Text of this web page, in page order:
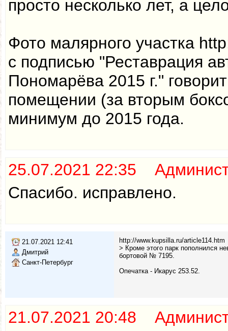
просто несколько лет, а
Фото малярного участка
с подписью "Реставрация
Пономарёва 2015 г."
помещении (за вторым
минимум до 2015 года.
25.07.2021 22:35
Спасибо. исправлено.
21.07.2021 12:41
Дмитрий
Санкт-Петербург
http://www.kupsilla.ru/article114.htm
> Кроме этого парк пополнился
бортовой № 7195.
Опечатка - Икарус 253.52.
21.07.2021 20:48